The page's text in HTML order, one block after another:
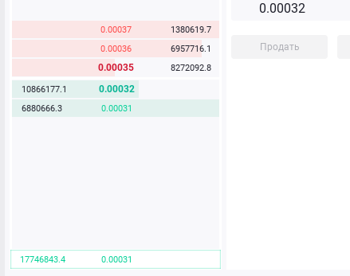
0.00037
1380619.7
0.00036
6957716.1
0.00035 8272092.8
0.00032
10866177.1
0.00031
6880666.3
0.00031
17746843.4
0.00032
Продать